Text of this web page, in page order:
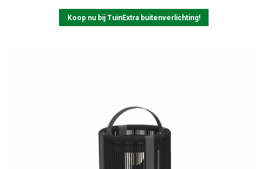
Koop nu bij TuinExtra buitenverlichting!